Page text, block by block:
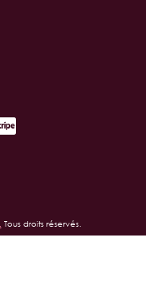
Tous droits réservés.